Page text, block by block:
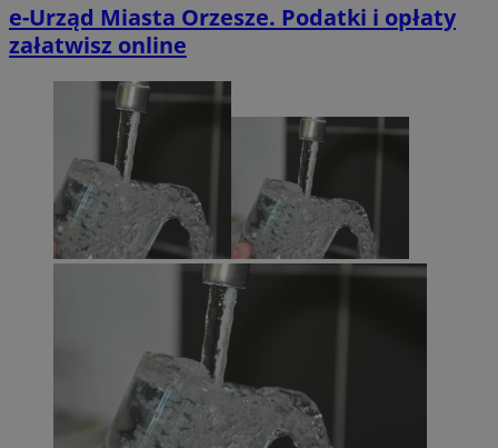
e-Urząd Miasta Orzesze. Podatki i opłaty
załatwisz online